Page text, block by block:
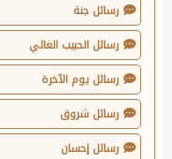
رسائل جنة
رسائل الحبيب الغالي
رسائل يوم الآخرة
رسائل شروق
رسائل إحسان